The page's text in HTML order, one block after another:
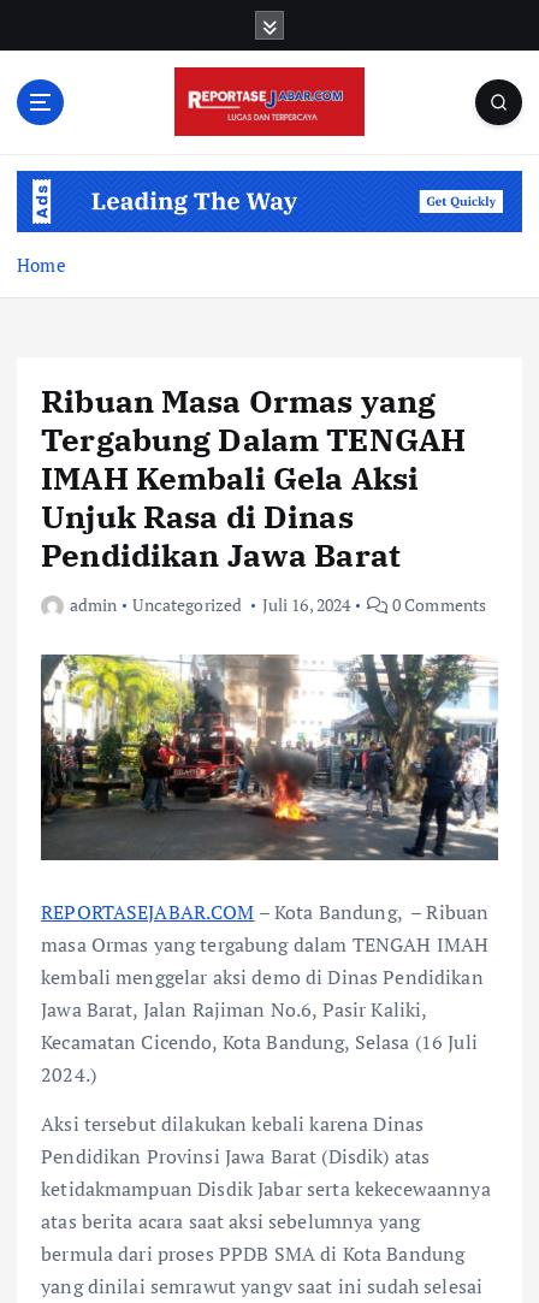
Home
Ribuan Masa Ormas yang
Tergabung Dalam TENGAH
IMAH Kembali Gela Aksi
Unjuk Rasa di Dinas
Pendidikan Jawa Barat
admin Uncategorized Juli 16, 2024 0 Comments
REPORTASEJABAR.COM – Kota Bandung, – Ribuan
masa Ormas yang tergabung dalam TENGAH IMAH
kembali menggelar aksi demo di Dinas Pendidikan
Jawa Barat, Jalan Rajiman No.6, Pasir Kaliki,
Kecamatan Cicendo, Kota Bandung, Selasa (16 Juli
2024.)
Aksi tersebut dilakukan kebali karena Dinas
Pendidikan Provinsi Jawa Barat (Disdik) atas
ketidakmampuan Disdik Jabar serta kekecewaannya
atas berita acara saat aksi sebelumnya yang
bermula dari proses PPDB SMA di Kota Bandung
yang dinilai semrawut yangv saat ini sudah selesai